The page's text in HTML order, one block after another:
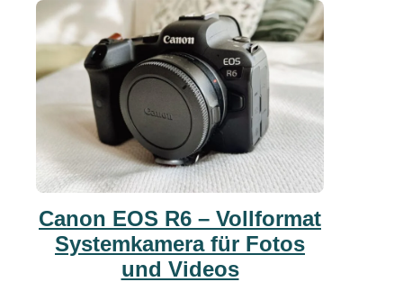
Canon EOS R6 – Vollformat
Systemkamera für Fotos
und Videos